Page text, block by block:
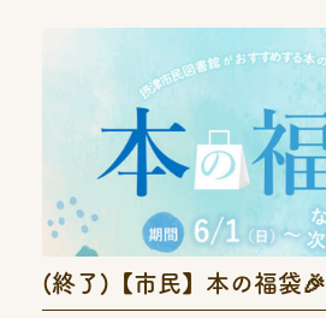
(終了)【市民】本の福袋🎉